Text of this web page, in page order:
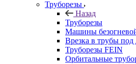
Труборезы
Назад
Труборезы
Машины
Врезка в трубы под
Труборезы FEIN
Орбитальные